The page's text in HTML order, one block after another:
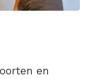
en